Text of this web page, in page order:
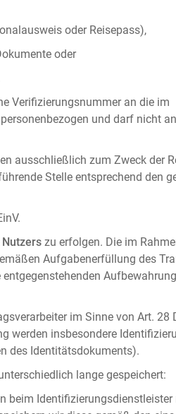
oder Reisepass),
oder
Verifizierungsnummer an die im
und darf nicht
ausschließlich zum Zweck der
Stelle entsprechend den
zu erfolgen. Die im
Aufgabenerfüllung des
im Sinne von Art. 28
werden insbesondere
des Identitätsdokuments).
lange gespeichert:
beim Identifizierungsdienstleister